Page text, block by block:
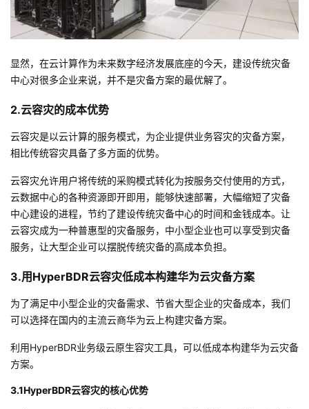
堂
的
课
程
我
的
认
证
我
的
实
验
我
的
收
藏
我
技
术
支
持
的
云
声
建
议
显然，在云计算作为未来数字经济发展底座的今天，建设传统灾备
中心对很多企业来说，并不是灾备方案的最优解了。
2.云容灾的成本优势
云容灾是以云计算的服务模式，为企业提供业务容灾的灾备方案，
相比传统容灾具备了多方面的优势。
云容灾允许用户将传统的采购模式转化为按服务交付使用的方式，
云数据中心的各种资源即开即用，能够快速部署，大幅缩短了灾备
中心建设的进程，节约了建设传统灾备中心的时间和金钱成本。让
云容灾成为一种普惠型的灾备服务，中小型企业也可以享受到灾备
服务，让大型企业可以摆脱传统灾备的高成本负担。
3.用HyperBDR云容灾低成本构建华为云灾备方案
为了满足中小型企业的灾备需求、节省大型企业的灾备成本，我们
可以选择在国内的主流云商华为云上构建灾备方案。
利用HyperBDR业务级云原生容灾工具，可以低成本构建华为云灾备
方案。
3.1HyperBDR云容灾的核心优势